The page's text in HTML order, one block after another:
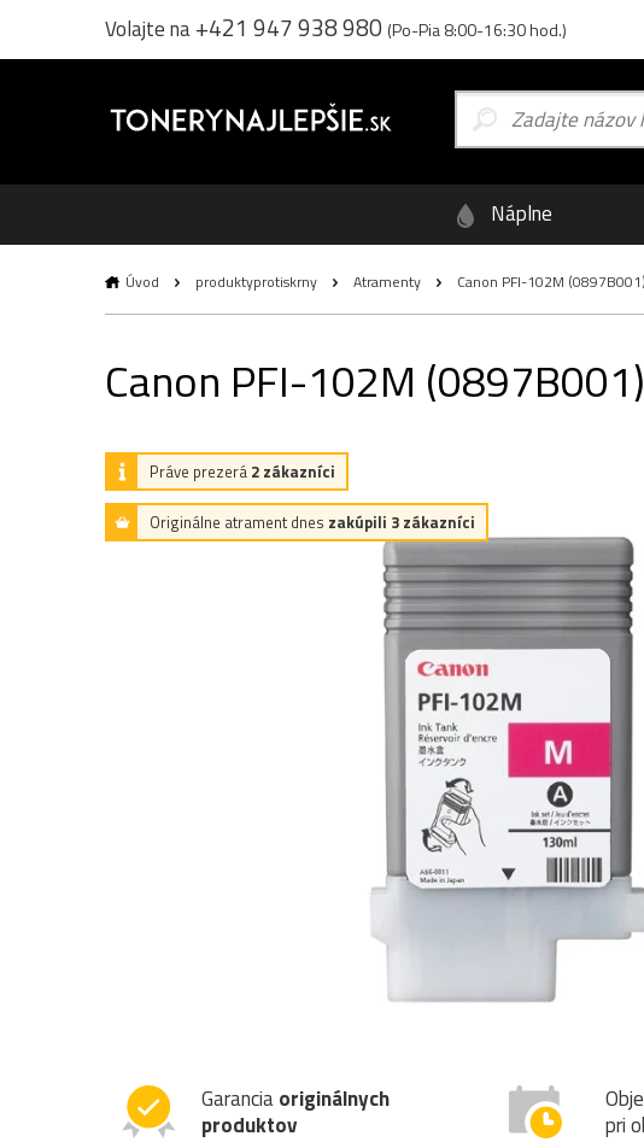
Volajte na+421 947 938 980 (Po-Pia 8:00-16:30 hod.)
Náplne
Úvod produktyprotiskrny Atramenty Canon PFI-102M
Canon PFI-102M
Práve prezerá 2 zákazníci
Originálne atrament dnes zakúpili 3 zákazníci
Garanciaoriginálnych
produktov
pri